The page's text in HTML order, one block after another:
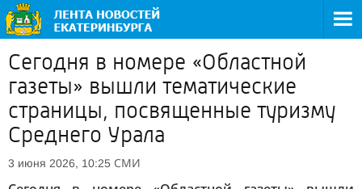
Сегодня в номере «Областной
газеты» вышли тематические
страницы, посвященные туризму
Среднего Урала
3 июня 2026, 10:25 СМИ